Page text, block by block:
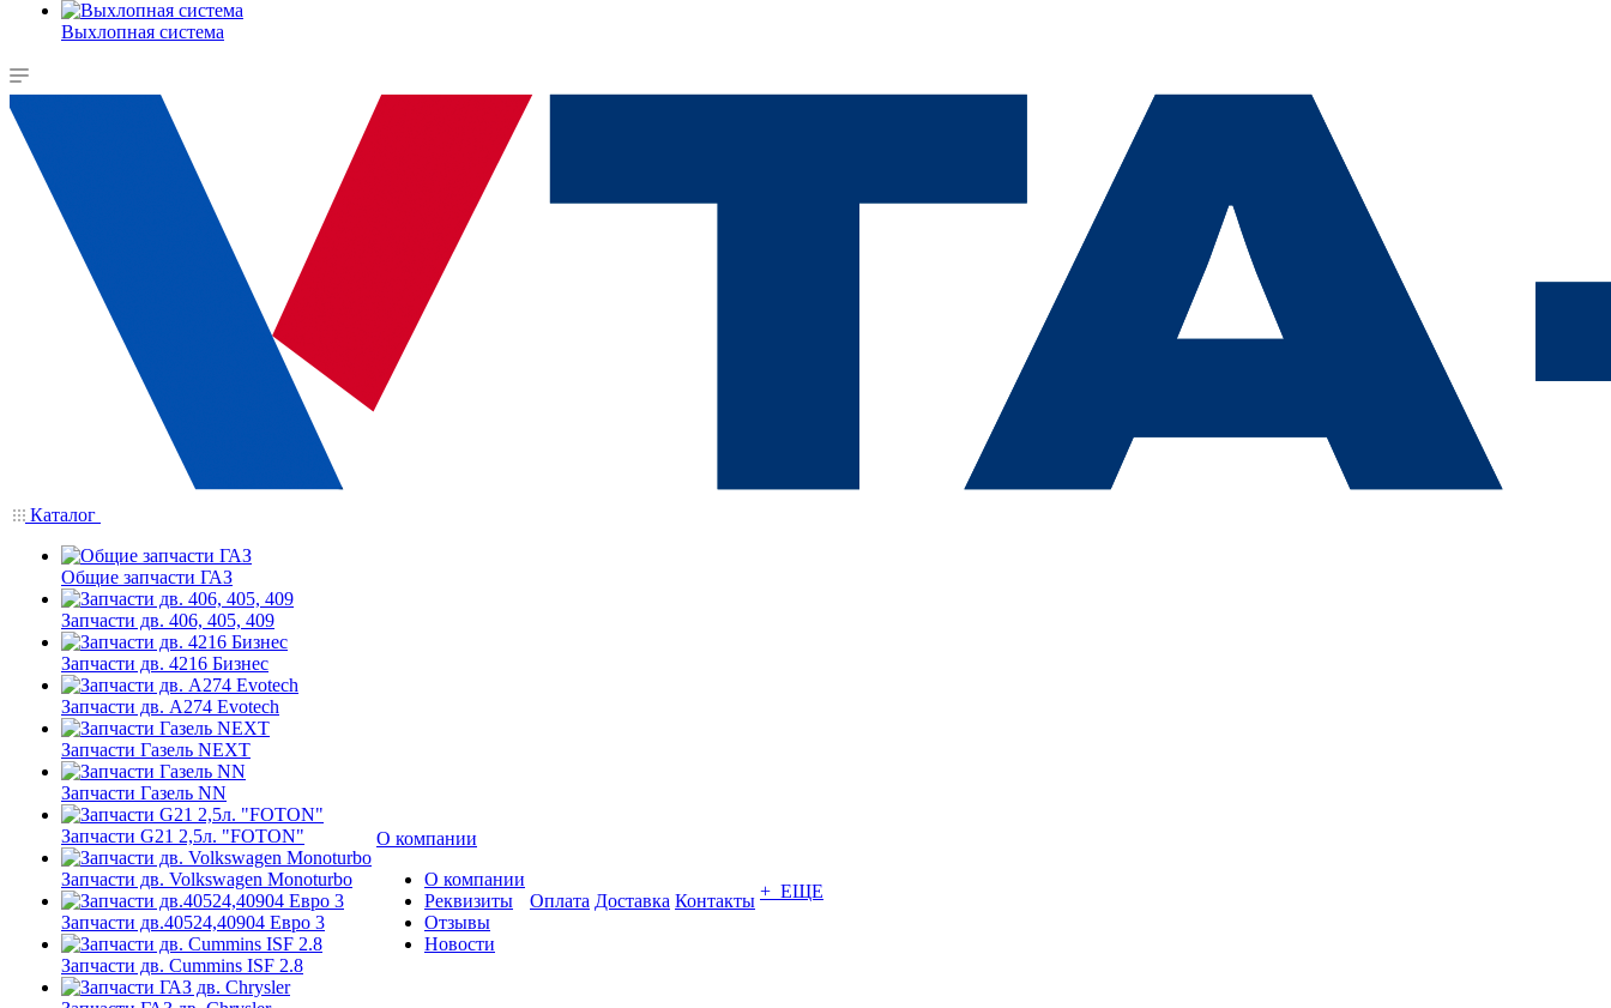
Выхлопная система
Каталог
Общие запчасти ГАЗ
Запчасти дв. 406, 405, 409
Запчасти дв. 4216 Бизнес
Запчасти дв. A274 Evotech
Запчасти Газель NEXT
Запчасти Газель NN
Запчасти G21 2,5л. "FOTON"
Запчасти дв. Volkswagen Monoturbo
Запчасти дв.40524,40904 Евро 3
Запчасти дв. Cummins ISF 2.8
О компании
О компании
Реквизиты
Отзывы
Новости
Оплата Доставка Контакты + ЕЩЕ